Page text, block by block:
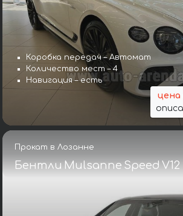
Коробка передач – Автомат
Количество мест – 4
Навигация – есть
цена
Прокат в Лозанне
Бентли Mulsanne Speed V12